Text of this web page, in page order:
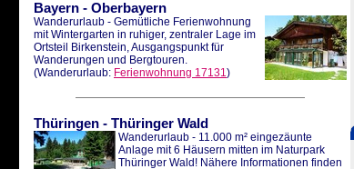
Bayern - Oberbayern
Wanderurlaub - Gemütliche Ferienwohnung
mit Wintergarten in ruhiger, zentraler Lage im
Ortsteil Birkenstein, Ausgangspunkt für
Wanderungen und Bergtouren.
(Wanderurlaub: Ferienwohnung 17131)
Thüringen - Thüringer Wald
Wanderurlaub - 11.000 m² eingezäunte
Anlage mit 6 Häusern mitten im Naturpark
Thüringer Wald! Nähere Informationen finden